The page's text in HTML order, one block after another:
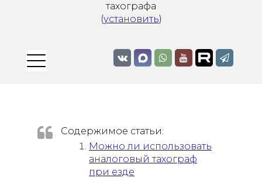
тахографа
(установить)
Содержимое статьи:
Можно ли использовать
аналоговый тахограф
при езде